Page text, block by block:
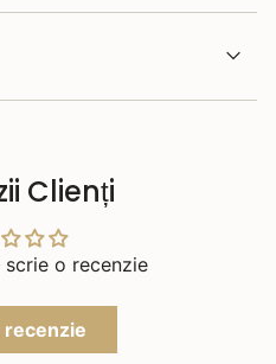
Clienți
o recenzie
recenzie